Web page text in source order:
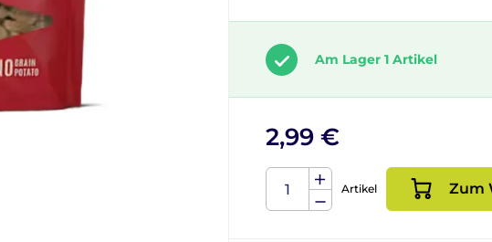
Am Lager 1 Artikel
2,99 €
Artikel Zum